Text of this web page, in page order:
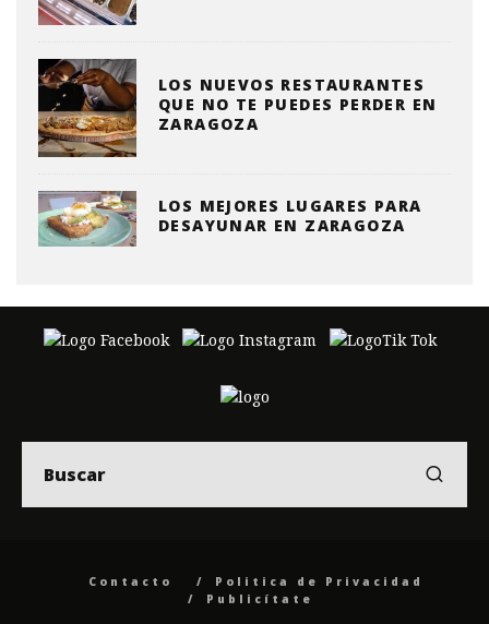
LOS NUEVOS RESTAURANTES
QUE NO TE PUEDES PERDER EN
ZARAGOZA
LOS MEJORES LUGARES PARA
DESAYUNAR EN ZARAGOZA
Contacto
Politica de Privacidad
Publicítate